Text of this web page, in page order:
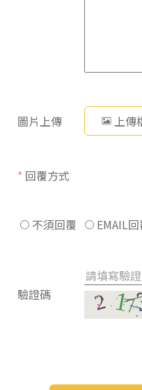
圖片上傳 上傳
* 回覆方式
不須回覆 EMAIL
驗證碼